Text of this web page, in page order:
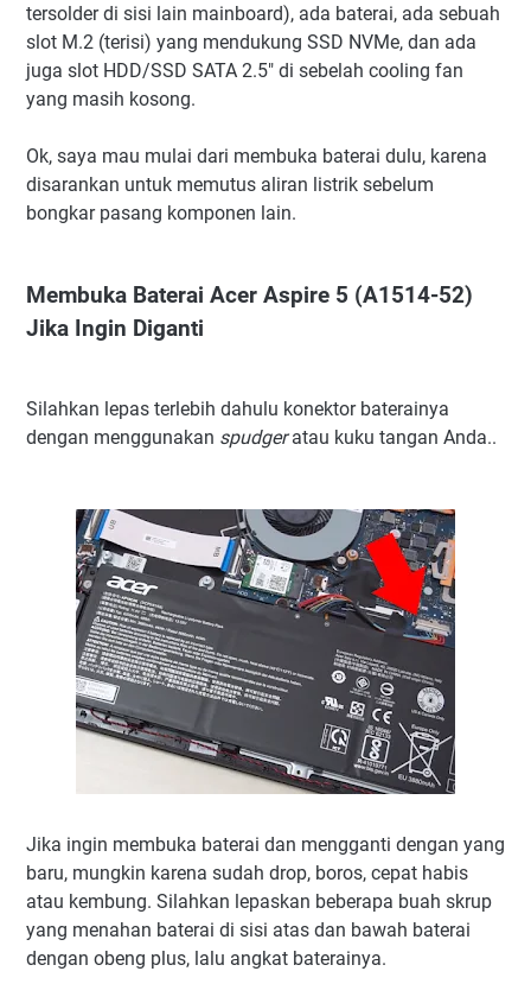
tersolder di sisi lain mainboard), ada baterai, ada sebuah
slot M.2 (terisi) yang mendukung SSD NVMe, dan ada
juga slot HDD/SSD SATA 2.5" di sebelah cooling fan
yang masih kosong.
Ok, saya mau mulai dari membuka baterai dulu, karena
disarankan untuk memutus aliran listrik sebelum
bongkar pasang komponen lain.
Membuka Baterai Acer Aspire 5 (A1514-52)
Jika Ingin Diganti
Silahkan lepas terlebih dahulu konektor baterainya
dengan menggunakan spudgeratau kuku tangan Anda..
Jika ingin membuka baterai dan mengganti dengan yang
baru, mungkin karena sudah drop, boros, cepat habis
atau kembung. Silahkan lepaskan beberapa buah skrup
yang menahan baterai di sisi atas dan bawah baterai
dengan obeng plus, lalu angkat baterainya.